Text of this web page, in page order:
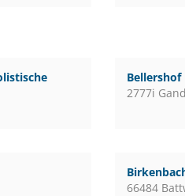
Bellershof
2777i
66484